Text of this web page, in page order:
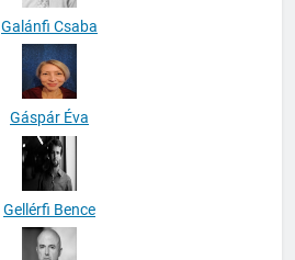
Galánfi Csaba
Gáspár Éva
Gellérfi Bence